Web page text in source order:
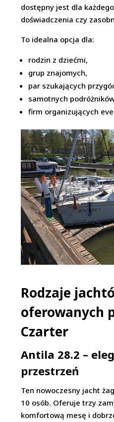
dostępny jest dla
doświadczenia czy
To idealna opcja dla:
rodzin z dziećmi,
grup znajomych,
par szukających
samotnych
firm organizujących
Rodzaje
oferowanych
Czarter
Antila 28.2 –
przestrzeń
Ten nowoczesny jacht
10 osób. Oferuje trzy
komfortową mesę i